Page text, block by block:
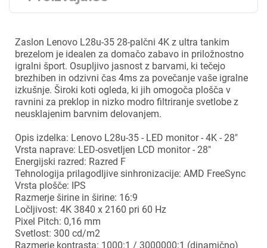
Zaslon Lenovo L28u-35 28-palčni 4K z ultra tankim
brezelom je idealen za domačo zabavo in priložnostno
igralni šport. Osupljivo jasnost z barvami, ki tečejo
brezhiben in odzivni čas 4ms za povečanje vaše igralne
izkušnje. Široki koti ogleda, ki jih omogoča plošča v
ravnini za preklop in nizko modro filtriranje svetlobe z
neusklajenim barvnim delovanjem.
Opis izdelka: Lenovo L28u-35 - LED monitor - 4K - 28"
Vrsta naprave: LED-osvetljen LCD monitor - 28"
Energijski razred: Razred F
Tehnologija prilagodljive sinhronizacije: AMD FreeSync
Vrsta plošče: IPS
Razmerje širine in širine: 16:9
Ločljivost: 4K 3840 x 2160 pri 60 Hz
Pixel Pitch: 0,16 mm
Svetlost: 300 cd/m2
Razmerje kontrasta: 1000:1 / 3000000:1 (dinamično)